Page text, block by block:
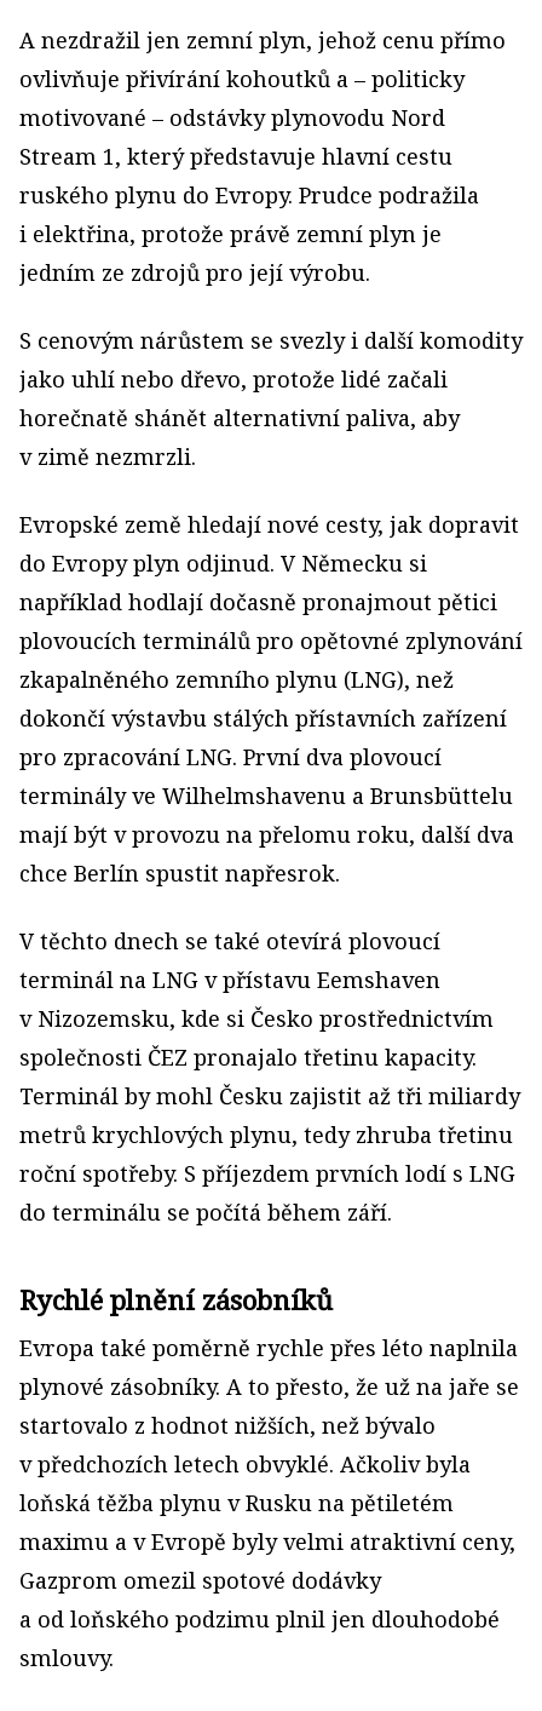
A nezdražil jen zemní plyn, jehož cenu přímo
ovlivňuje přivírání kohoutků a – politicky
motivované – odstávky plynovodu Nord
Stream 1, který představuje hlavní cestu
ruského plynu do Evropy. Prudce podražila
i elektřina, protože právě zemní plyn je
jedním ze zdrojů pro její výrobu.
S cenovým nárůstem se svezly i další komodity
jako uhlí nebo dřevo, protože lidé začali
horečnatě shánět alternativní paliva, aby
v zimě nezmrzli.
Evropské země hledají nové cesty, jak dopravit
do Evropy plyn odjinud. V Německu si
například hodlají dočasně pronajmout pětici
plovoucích terminálů pro opětovné zplynování
zkapalněného zemního plynu (LNG), než
dokončí výstavbu stálých přístavních zařízení
pro zpracování LNG. První dva plovoucí
terminály ve Wilhelmshavenu a Brunsbüttelu
mají být v provozu na přelomu roku, další dva
chce Berlín spustit napřesrok.
V těchto dnech se také otevírá plovoucí
terminál na LNG v přístavu Eemshaven
v Nizozemsku, kde si Česko prostřednictvím
společnosti ČEZ pronajalo třetinu kapacity.
Terminál by mohl Česku zajistit až tři miliardy
metrů krychlových plynu, tedy zhruba třetinu
roční spotřeby. S příjezdem prvních lodí s LNG
do terminálu se počítá během září.
Rychlé plnění zásobníků
Evropa také poměrně rychle přes léto naplnila
plynové zásobníky. A to přesto, že už na jaře se
startovalo z hodnot nižších, než bývalo
v předchozích letech obvyklé. Ačkoliv byla
loňská těžba plynu v Rusku na pětiletém
maximu a v Evropě byly velmi atraktivní ceny,
Gazprom omezil spotové dodávky
a od loňského podzimu plnil jen dlouhodobé
smlouvy.